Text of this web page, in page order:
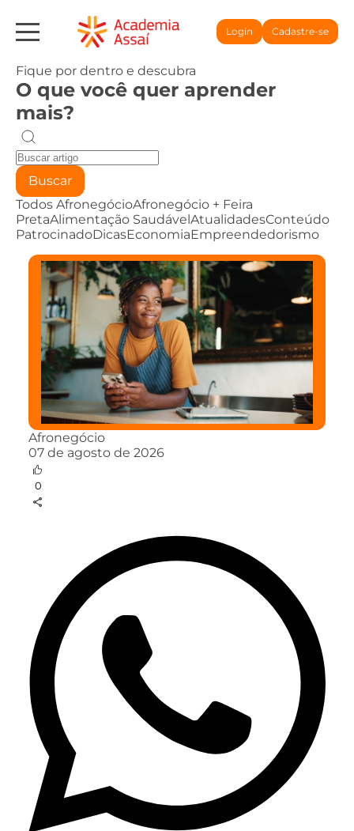
Login Cadastre-se
Fique por dentro e descubra
O que você quer aprender
mais?
Buscar
Todos AfronegócioAfronegócio + Feira
PretaAlimentação SaudávelAtualidadesConteúdo
PatrocinadoDicasEconomiaEmpreendedorismo
Afronegócio
07 de agosto de 2026
0